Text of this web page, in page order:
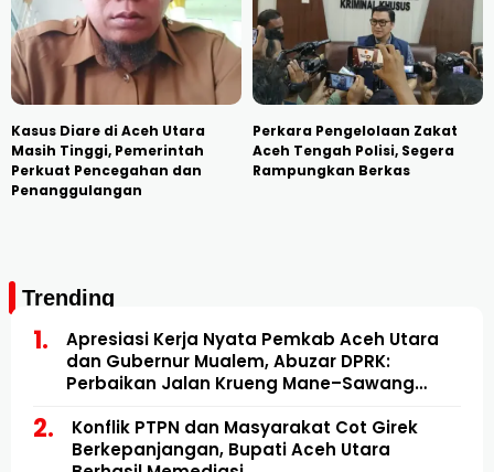
Kasus Diare di Aceh Utara
Masih Tinggi, Pemerintah
Perkuat Pencegahan dan
Penanggulangan
Perkara Pengelolaan Zakat
Aceh Tengah Polisi, Segera
Rampungkan Berkas
Trending
Apresiasi Kerja Nyata Pemkab Aceh Utara
dan Gubernur Mualem, Abuzar DPRK:
Perbaikan Jalan Krueng Mane–Sawang
Konflik PTPN dan Masyarakat Cot Girek
Berkepanjangan, Bupati Aceh Utara